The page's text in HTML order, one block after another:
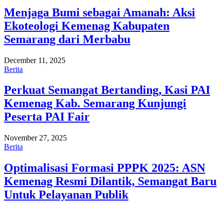
Menjaga Bumi sebagai Amanah: Aksi
Ekoteologi Kemenag Kabupaten
Semarang dari Merbabu
December 11, 2025
Berita
Perkuat Semangat Bertanding, Kasi PAI
Kemenag Kab. Semarang Kunjungi
Peserta PAI Fair
November 27, 2025
Berita
Optimalisasi Formasi PPPK 2025: ASN
Kemenag Resmi Dilantik, Semangat Baru
Untuk Pelayanan Publik